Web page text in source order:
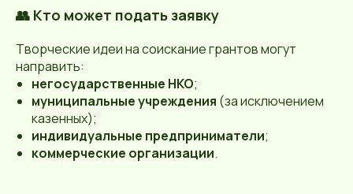
👥 Кто может подать заявку
Творческие идеи на соискание грантов могут
направить:
негосударственные НКО;
муниципальные учреждения (за исключением
казенных);
индивидуальные предприниматели;
коммерческие организации.